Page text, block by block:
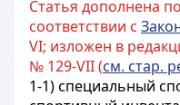
Статья дополнена
соответствии с
VI; изложен в
№ 129-VII (см. стар.
1-1) специальный